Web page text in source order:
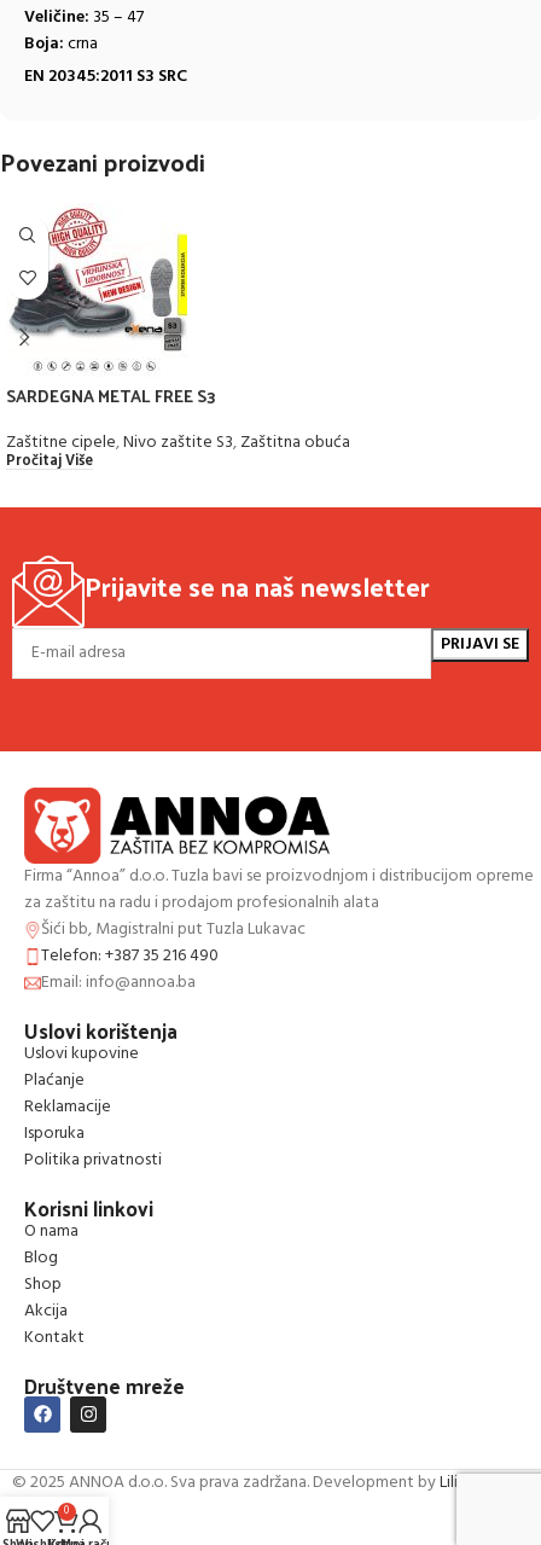
Veličine: 35 – 47
Boja:crna
EN 20345:2011 S3 SRC
Povezani proizvodi
SARDEGNA METAL FREE S3
Zaštitne cipele,Nivo zaštite S3,Zaštitna obuća
Pročitaj Više
Prijavite se na naš newsletter
Firma “Annoa” d.o.o. Tuzla bavi se proizvodnjom i distribucijom opreme
za zaštitu na radu i prodajom profesionalnih alata
Šići bb, Magistralni put Tuzla Lukavac
Telefon: +387 35 216 490
Email: info@annoa.ba
Uslovi korištenja
Uslovi kupovine
Plaćanje
Reklamacije
Isporuka
Politika privatnosti
Korisni linkovi
O nama
Blog
Shop
Akcija
Kontakt
Društvene mreže
© 2025 ANNOA d.o.o. Sva prava zadržana. Development byLilium Digital
0